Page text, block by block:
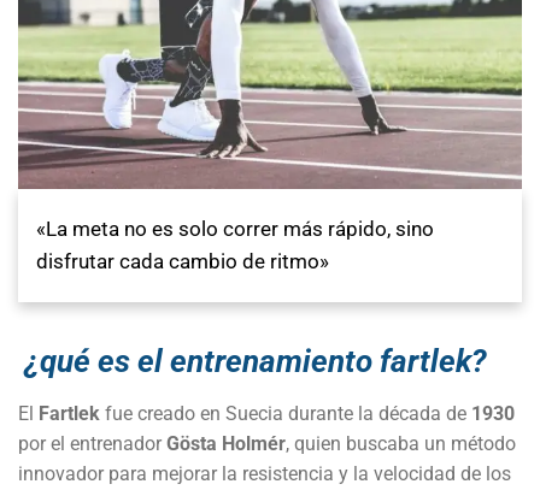
«La meta no es solo correr más rápido, sino
disfrutar cada cambio de ritmo»
¿qué es el entrenamiento fartlek?
El Fartlek fue creado en Suecia durante la década de 1930
por el entrenadorGösta Holmér, quien buscaba un método
innovador para mejorar la resistencia y la velocidad de los